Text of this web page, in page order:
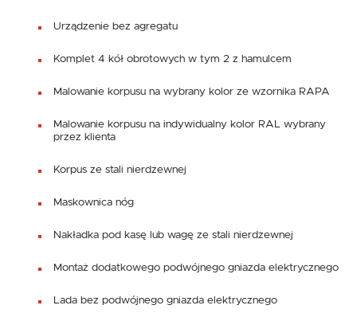
Urządzenie bez agregatu
Komplet 4 kół obrotowych w tym 2 z hamulcem
Malowanie korpusu na wybrany kolor ze wzornika RAPA
Malowanie korpusu na indywidualny kolor RAL wybrany
przez klienta
Korpus ze stali nierdzewnej
Maskownica nóg
Nakładka pod kasę lub wagę ze stali nierdzewnej
Montaż dodatkowego podwójnego gniazda elektrycznego
Lada bez podwójnego gniazda elektrycznego